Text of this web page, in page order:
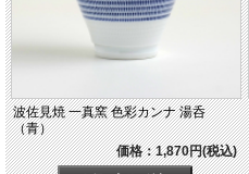
波佐見焼 一真窯 色彩カンナ 湯呑
（青）
価格：1,870円(税込)